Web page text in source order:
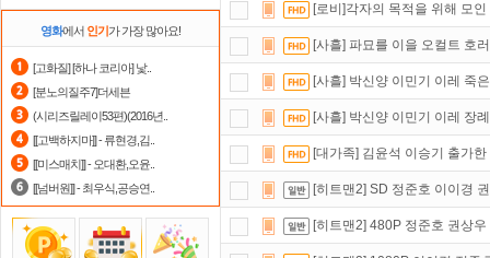
영화에서 인기가 가장 많아요!
[고화질] [하나 코리아] 낯..
[분노의질주7]더세븐
(시리즈릴레이53편)(2016년..
[[고백하지마]] - 류현경,김..
[[미스매치]] - 오대환,오윤..
[[넘버원]] - 최우식,공승연..
출석체크이벤트!매일매일출석체
댓글만 잘써도무료 포인트를 드립
포인트할인쿠폰 사용방법안내
[로비]각자의 목적을 위해 모
[사흘] 파묘를 이을 오컬트 호
[사흘] 박신양 이민기 이레 죽
[사흘] 박신양 이민기 이레 장
[대가족] 김윤석 이승기 출가
[히트맨2] SD 정준호 이이경
[히트맨2] 480P 정준호 권상